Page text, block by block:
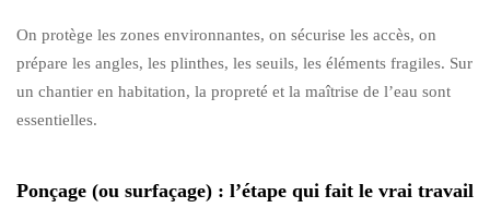
On protège les zones environnantes, on sécurise les accès, on
prépare les angles, les plinthes, les seuils, les éléments fragiles. Sur
un chantier en habitation, la propreté et la maîtrise de l’eau sont
essentielles.
Ponçage (ou surfaçage) : l’étape qui fait le vrai travail